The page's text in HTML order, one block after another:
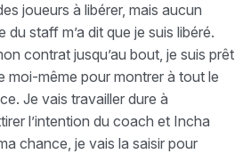
joueurs à libérer, mais aucun
du staff m’a dit que je suis libéré.
contrat jusqu’au bout, je suis prêt
moi-même pour montrer à tout le
Je vais travailler dure à
l’intention du coach et Incha
chance, je vais la saisir pour